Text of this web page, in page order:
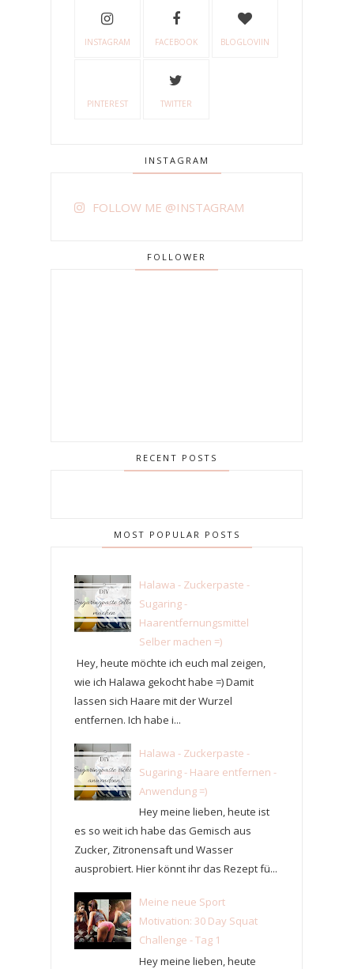
INSTAGRAM FACEBOOK BLOGLOVIIN
PINTEREST TWITTER
INSTAGRAM
FOLLOW ME @INSTAGRAM
FOLLOWER
RECENT POSTS
MOST POPULAR POSTS
Halawa - Zuckerpaste -
Sugaring -
Haarentfernungsmittel
Selber machen =)
Hey, heute möchte ich euch mal zeigen,
wie ich Halawa gekocht habe =) Damit
lassen sich Haare mit der Wurzel
entfernen. Ich habe i...
Halawa - Zuckerpaste -
Sugaring - Haare entfernen -
Anwendung =)
Hey meine lieben, heute ist
es so weit ich habe das Gemisch aus
Zucker, Zitronensaft und Wasser
ausprobiert. Hier könnt ihr das Rezept fü...
Meine neue Sport
Motivation: 30 Day Squat
Challenge - Tag 1
Hey meine lieben, heute